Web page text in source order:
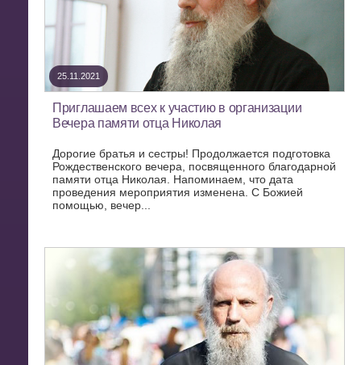
25.11.2021
Приглашаем всех к участию в организации
Вечера памяти отца Николая
Дорогие братья и сестры! Продолжается подготовка
Рождественского вечера, посвященного благодарной
памяти отца Николая. Напоминаем, что дата
проведения мероприятия изменена. С Божией
помощью, вечер...